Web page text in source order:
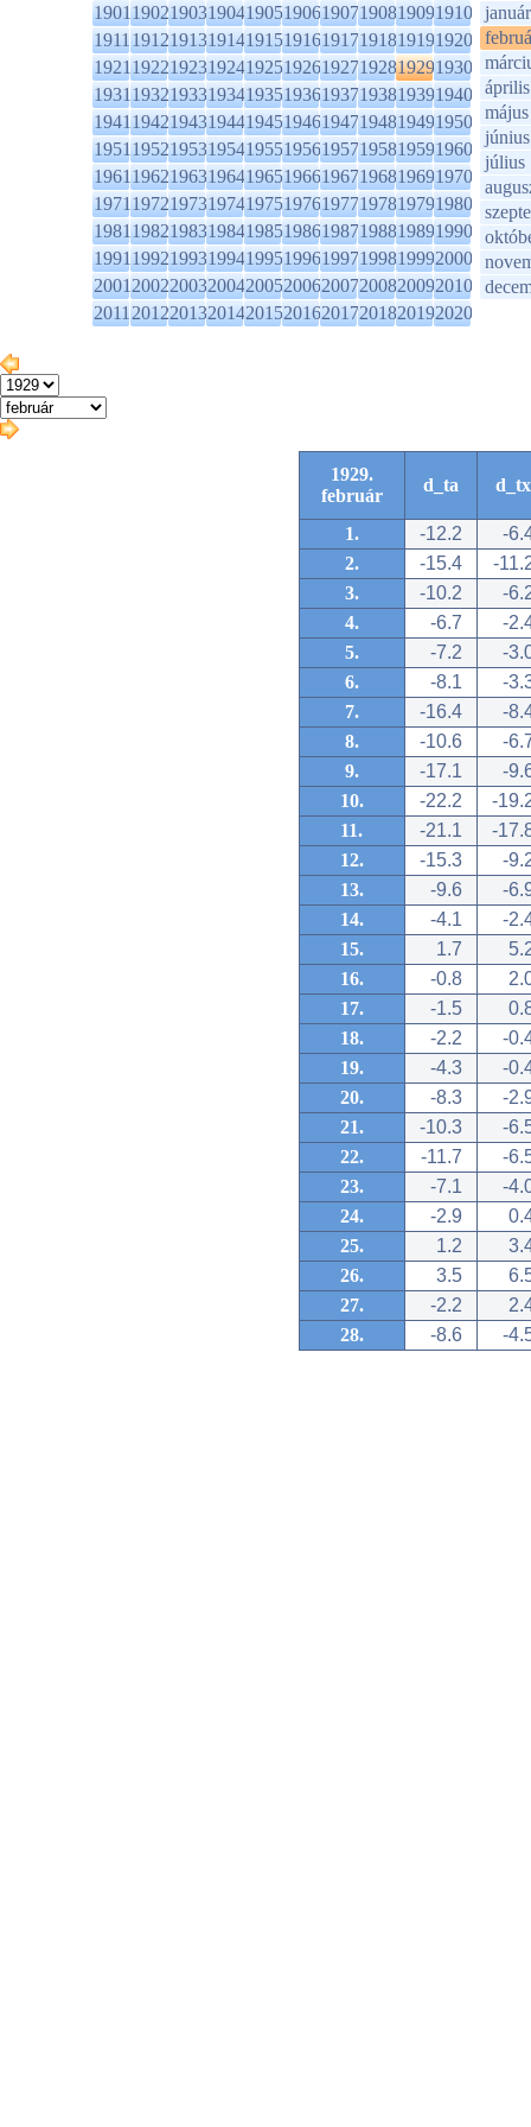
1901190219031904190519061907190819091910
1911191219131914191519161917191819191920
1921192219231924192519261927192819291930
1931193219331934193519361937193819391940
1941194219431944194519461947194819491950
1951195219531954195519561957195819591960
1961196219631964196519661967196819691970
1971197219731974197519761977197819791980
1981198219831984198519861987198819891990
1991199219931994199519961997199819992000
2001200220032004200520062007200820092010
2011201220132014201520162017201820192020
január
április
május
június
július
1929.
február
d_ta d_tx
1. -12.2
-
2.
-15.4
-
3.
-10.2
-
4.
-6.7
-
5.
-7.2
-
6.
-8.1
-
7.
-16.4
-
8.
-10.6
-
9.
-17.1
-
10.
-22.2
-
11.
-21.1
-
12.
-15.3
-
13.
-9.6
-
14.
-4.1
-
15.
1.7
16.
-0.8
17.
-1.5
18.
-2.2
-
19.
-4.3
-
20.
-8.3
-
21.
-10.3
-
22.
-11.7
-
23.
-7.1
-
24.
-2.9
25.
1.2
26.
3.5
27.
-2.2
28.
-8.6 -